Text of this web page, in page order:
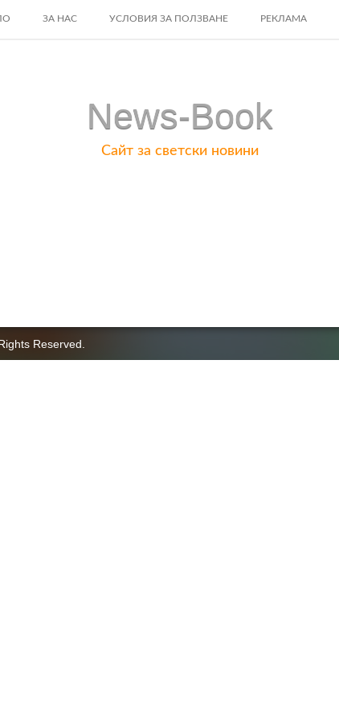
ЗА НАС УСЛОВИЯ ЗА ПОЛЗВАНЕ РЕКЛАМА
News-Book
Сайт за светски новини
Reserved.